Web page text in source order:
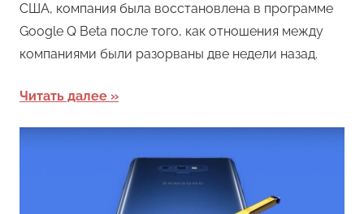
США, компания была восстановлена в программе
Google Q Beta после того, как отношения между
компаниями были разорваны две недели назад.
Читать далее